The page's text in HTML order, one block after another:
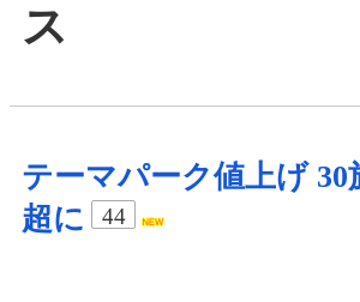
ス
テーマパーク値上げ 30
超に
44